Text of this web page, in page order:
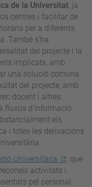
de la Universitat, ja
centres i facilitar de
per a diferents
També s'ha
del projecte i la
implicats, amb
una solució comuna.
del projecte, amb
docent i altres
fluxos d'informació
els
i totes les derivacions
Universitària
, que
activitats i
pel personal